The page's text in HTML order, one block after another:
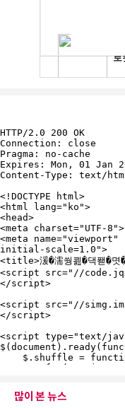
많이 본 뉴스